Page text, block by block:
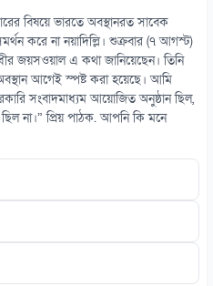
একমাত্র স্টেডিয়াম
প্রধানমন্ত্রীর
বিষয়ে ভারতে অবস্থানরত সাবেক
করে না নয়াদিল্লি। শুক্রবার (৭ আগস্ট)
জয়সওয়াল এ কথা জানিয়েছেন। তিনি
আগেই স্পষ্ট করা হয়েছে। আমি
সংবাদমাধ্যম আয়োজিত অনুষ্ঠান ছিল,
না।” প্রিয় পাঠক. আপনি কি মনে